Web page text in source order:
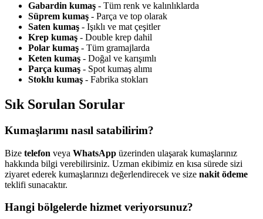
Gabardin kumaş - Tüm renk ve kalınlıklarda
Süprem kumaş - Parça ve top olarak
Saten kumaş - Işıklı ve mat çeşitler
Krep kumaş - Double krep dahil
Polar kumaş - Tüm gramajlarda
Keten kumaş - Doğal ve karışımlı
Parça kumaş - Spot kumaş alımı
Stoklu kumaş - Fabrika stokları
Sık Sorulan Sorular
Kumaşlarımı nasıl satabilirim?
Bize telefon veya WhatsApp üzerinden ulaşarak kumaşlarınız
hakkında bilgi verebilirsiniz. Uzman ekibimiz en kısa sürede sizi
ziyaret ederek kumaşlarınızı değerlendirecek ve size nakit ödeme
teklifi sunacaktır.
Hangi bölgelerde hizmet veriyorsunuz?